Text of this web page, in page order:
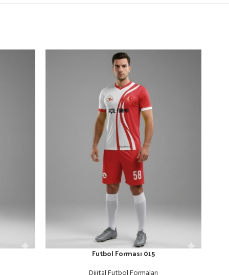
Futbol Forması 015